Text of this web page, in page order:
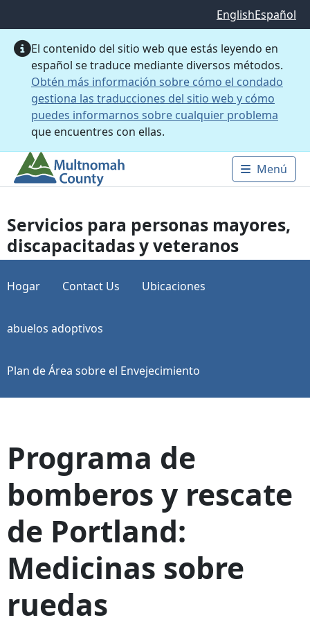
EnglishEspañol
El contenido del sitio web que estás leyendo en
español se traduce mediante diversos métodos.
Obtén más información sobre cómo el condado
gestiona las traducciones del sitio web y cómo
puedes informarnos sobre cualquier problema
que encuentres con ellas.
Main
Menú
Servicios para personas mayores,
discapacitadas y veteranos
Hogar Contact Us Ubicaciones
abuelos adoptivos
Plan de Área sobre el Envejecimiento
Programa de
bomberos y rescate
de Portland:
Medicinas sobre
ruedas